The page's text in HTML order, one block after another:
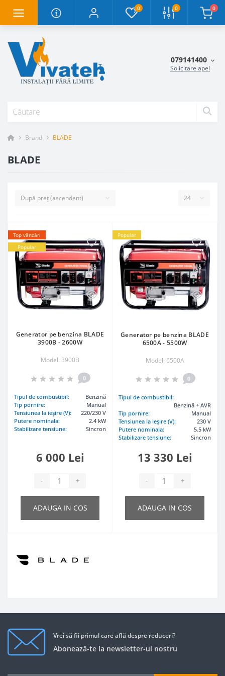
0 0 0
079141400
Solicitare apel
Brand BLADE
BLADE
Top vânzări
Popular
Generator pe benzina BLADE
3900B - 2600W
Model: 3900B
0
Tipul de combustibil:
Benzină
Tip pornire:
Manual
Tensiunea la ieşire (V):
220/230 V
Putere nominala:
2.4 kW
Stabilizare tensiune:
Sincron
6 000 Lei
- +
ADAUGA IN COS
Popular
Generator pe benzina BLADE
6500A - 5500W
Model: 6500A
0
Tipul de combustibil:
Benzină + AVR
Tip pornire:
Manual
Tensiunea la ieşire (V):
230 V
Putere nominala:
5.5 kW
Stabilizare tensiune:
Sincron
13 330 Lei
- +
ADAUGA IN COS
Vrei să fii primul care află despre reduceri?
Abonează-te la newsletter-ul nostru